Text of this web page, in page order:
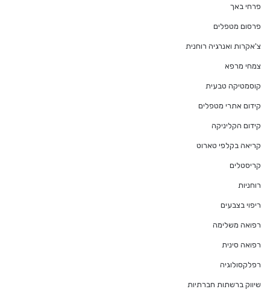
פרחי באך
פרסום מטפלים
צ'אקרות ואנרגיה רוחנית
צמחי מרפא
קוסמטיקה טבעית
קידום אתרי מטפלים
קידום הקליניקה
קריאה בקלפי טארוט
קריסטלים
רוחניות
ריפוי בצבעים
רפואה משלימה
רפואה סינית
רפלקסולוגיה
שיווק ברשתות חברתיות